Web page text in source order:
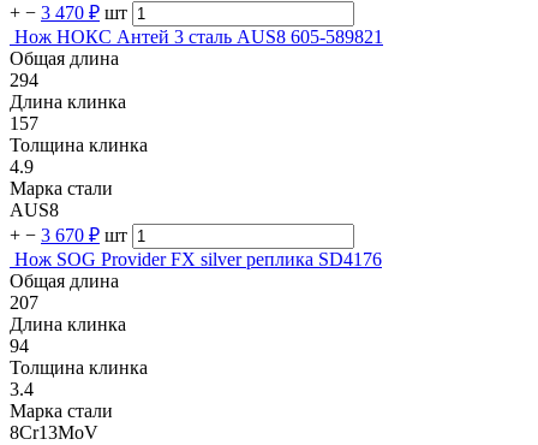
+ − 3 470 ₽ шт
Нож НОКС Антей 3 сталь AUS8 605-589821
Общая длина
294
Длина клинка
157
Толщина клинка
4.9
Марка стали
AUS8
+ − 3 670 ₽ шт
Нож SOG Provider FX silver реплика SD4176
Общая длина
207
Длина клинка
94
Толщина клинка
3.4
Марка стали
8Cr13MoV